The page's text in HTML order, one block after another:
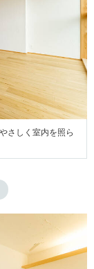
さしく室内を照ら